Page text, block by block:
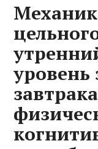
уровень